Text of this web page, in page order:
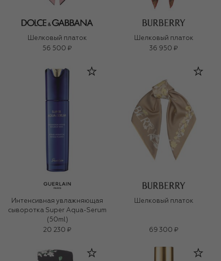
Шелковый платок
56 500 ₽
Шелковый платок
36 950 ₽
Интенсивная увлажняющая
сыворотка Super Aqua-Serum
(50ml)
20 230 ₽
Шелковый платок
69 300 ₽